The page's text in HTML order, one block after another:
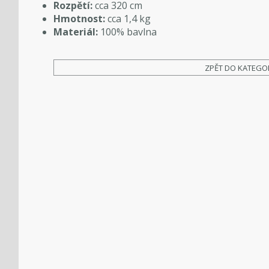
Rozpětí:cca 320 cm
Hmotnost:cca 1,4 kg
Materiál: 100% bavlna
ZPĚT DO